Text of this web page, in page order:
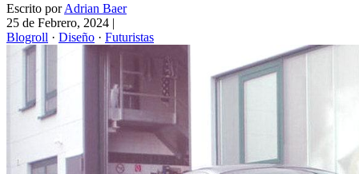
Escrito porAdrian Baer
25 de Febrero, 2024 |
Blogroll · Diseño · Futuristas